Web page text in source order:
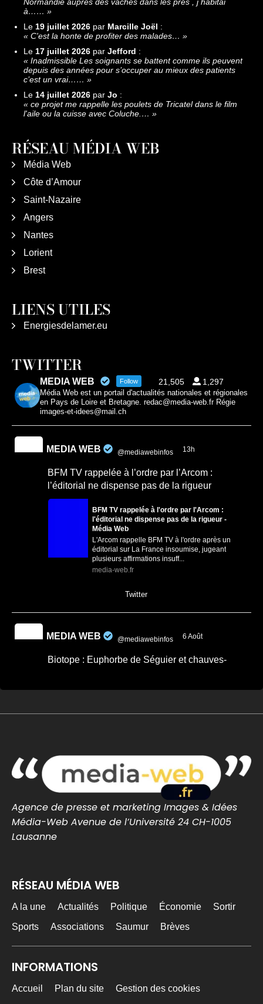
à…… »
Le 19 juillet 2026 par Marcille Joël :
« C'est la honte de profiter des malades… »
Le 17 juillet 2026 par Jefford :
« Inadmissible Les soignants se battent comme ils peuvent
depuis des années pour s’occuper au mieux des patients
c’est un vrai…… »
Le 14 juillet 2026 par Jo :
« ce projet me rappelle les poulets de Tricatel dans le film
l'aile ou la cuisse avec Coluche.… »
RÉSEAU MÉDIA WEB
Média Web
Côte d’Amour
Saint-Nazaire
Angers
Nantes
Lorient
Brest
LIENS UTILES
Energiesdelamer.eu
TWITTER
MEDIA WEB Follow 21,505 1,297
Média Web est un portail d'actualités nationales et régionales
en Pays de Loire et Bretagne. redac@media-web.fr Régie
images-et-idees@mail.ch
MEDIA WEB @mediawebinfos 13h
BFM TV rappelée à l’ordre par l’Arcom :
l’éditorial ne dispense pas de la rigueur
BFM TV rappelée à l'ordre par l'Arcom :
l'éditorial ne dispense pas de la rigueur -
Média Web
L'Arcom rappelle BFM TV à l'ordre après un
éditorial sur La France insoumise, jugeant
plusieurs affirmations insuff...
media-web.fr
Twitter
MEDIA WEB @mediawebinfos 6 Août
Biotope : Euphorbe de Séguier et chauves-
Atlantique - Saint...
saintnazaire-infos.fr
0 0 Twitter
MEDIA WEB @mediawebinfos · 6 Août
Celtiques de Guérande 2026 : le grand
Côte d'Amour Infos
Celtiques de Guérande 2026 : dates,
programme et artistes attendus pour ce
grand rendez-vous breton avec Fest-Noz et
Agence de presse et marketing Images & Idées
Média-Web Avenue de l’Université 24 CH-1005
Lausanne
RÉSEAU MÉDIA WEB
A la une Actualités Politique Économie
Sortir
Sports
Associations Saumur Brèves
INFORMATIONS
Accueil Plan du site
Gestion des cookies